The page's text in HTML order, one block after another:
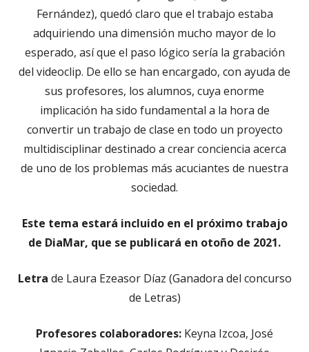
Fernández), quedó claro que el trabajo estaba
adquiriendo una dimensión mucho mayor de lo
esperado, así que el paso lógico sería la grabación
del videoclip. De ello se han encargado, con ayuda de
sus profesores, los alumnos, cuya enorme
implicación ha sido fundamental a la hora de
convertir un trabajo de clase en todo un proyecto
multidisciplinar destinado a crear conciencia acerca
de uno de los problemas más acuciantes de nuestra
sociedad.
Este tema estará incluido en el próximo trabajo
de DiaMar, que se publicará en otoño de 2021.
Letra de Laura Ezeasor Díaz (Ganadora del concurso
de Letras)
Profesores colaboradores: Keyna Izcoa, José